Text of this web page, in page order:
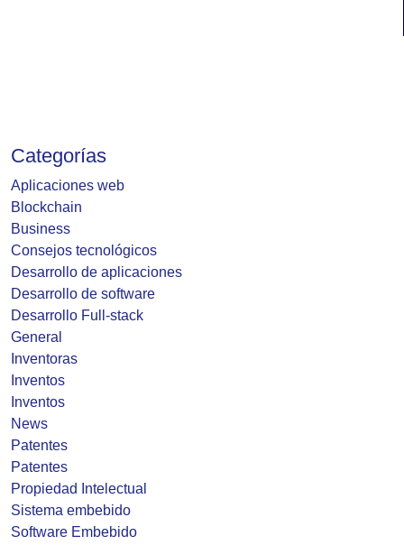
Categorías
Aplicaciones web
Blockchain
Business
Consejos tecnológicos
Desarrollo de aplicaciones
Desarrollo de software
Desarrollo Full-stack
General
Inventoras
Inventos
Inventos
News
Patentes
Patentes
Propiedad Intelectual
Sistema embebido
Software Embebido